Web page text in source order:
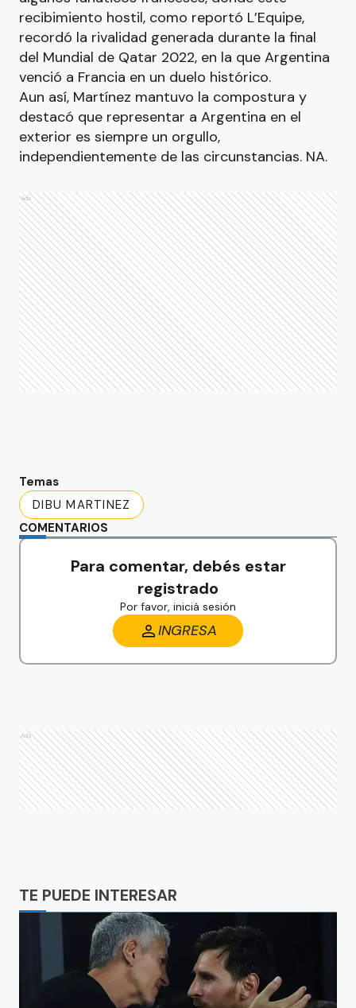
recibimiento hostil, como reportó L’Equipe,
recordó la rivalidad generada durante la final
del Mundial de Qatar 2022, en la que Argentina
venció a Francia en un duelo histórico.
Aun así, Martínez mantuvo la compostura y
destacó que representar a Argentina en el
exterior es siempre un orgullo,
independientemente de las circunstancias. NA.
Ads
Temas
DIBU MARTINEZ
COMENTARIOS
Para comentar, debés estar
registrado
Por favor, iniciá sesión
INGRESA
Ads
TE PUEDE INTERESAR